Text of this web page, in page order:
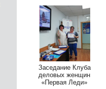
Заседание Клуба
деловых женщин
«Первая Леди»